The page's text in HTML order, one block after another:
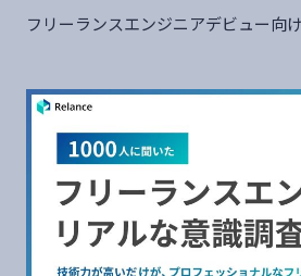
フリーランスエンジニアデビュー向